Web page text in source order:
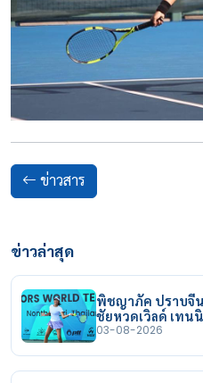
ข่าวสาร
ข่าวล่าสุด
พิชญาภัค ปราบจี
ชัยหวดเวิลด์ เทน
03-08-2026